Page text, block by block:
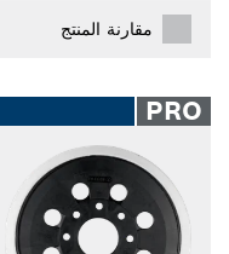
مقارنة المنتج
PRO